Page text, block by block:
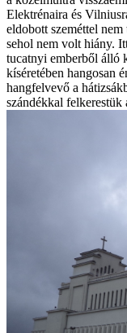
Elektrénaira és
eldobott szeméttel
sehol nem volt hiány.
tucatnyi emberből álló
kíséretében hangosan
hangfelvevő a
szándékkal felkerestük